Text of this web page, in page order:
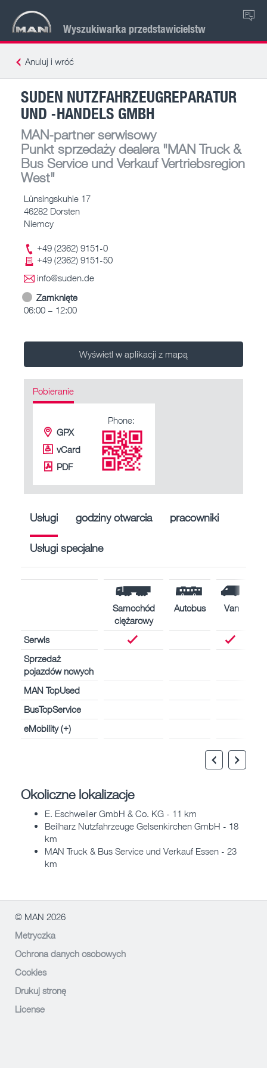
Wyszukiwarka przedstawicielstw
PL
Anuluj i wróć
SUDEN NUTZFAHRZEUGREPARATUR
UND -HANDELS GMBH
MAN-partner serwisowy
Punkt sprzedaży dealera"MAN Truck &
Bus Service und Verkauf Vertriebsregion
West"
Lünsingskuhle 17
46282 Dorsten
Niemcy
+49 (2362) 9151-0
+49 (2362) 9151-50
info@suden.de
Zamknięte
06:00 – 12:00
Wyświetl w aplikacji z mapą
Pobieranie
GPX
vCard
PDF
Phone:
Usługi godziny otwarcia pracowniki
Usługi specjalne
Samochód
ciężarowy
Autobus Van
Serwis
Sprzedaż
pojazdów nowych
MAN TopUsed
BusTopService
eMobility (+)
Okoliczne lokalizacje
E. Eschweiler GmbH & Co. KG - 11 km
Beilharz Nutzfahrzeuge Gelsenkirchen GmbH - 18
km
MAN Truck & Bus Service und Verkauf Essen - 23
km
© MAN 2026
Metryczka
Ochrona danych osobowych
Cookies
Drukuj stronę
License